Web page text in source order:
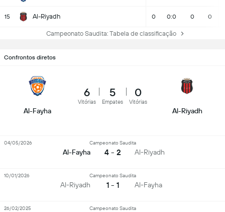
15 Al-Riyadh 0 0:0 0 0
Campeonato Saudita: Tabela de classificação
Confrontos diretos
Al-Fayha
6
Vitórias
5
Empates
0
Vitórias
Al-Riyadh
Al-Fayha
Campeonato Saudita
4 - 2 Al-Riyadh
04/05/2026
Al-Riyadh
Campeonato Saudita
1 - 1 Al-Fayha
10/01/2026
Campeonato Saudita
26/02/2025